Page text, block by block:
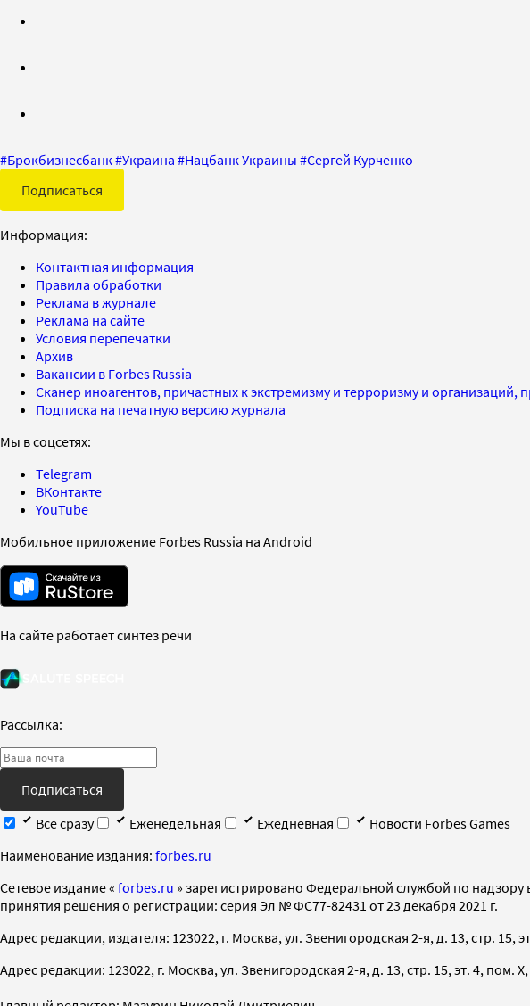
#Брокбизнесбанк#Украина #Нацбанк Украины #Сергей Курченко
Подписаться
Информация:
Контактная информация
Правила обработки
Реклама в журнале
Реклама на сайте
Условия перепечатки
Архив
Вакансии в Forbes Russia
Сканер иноагентов, причастных к экстремизму и терроризму и
Подписка на печатную версию журнала
Мы в соцсетях:
Telegram
ВКонтакте
YouTube
Мобильное приложение Forbes Russia на Android
На сайте работает синтез речи
Рассылка:
Подписаться
Все сразу
Еженедельная Ежедневная
Новости Forbes Games
Наименование издания: forbes.ru
Cетевое издание « forbes.ru » зарегистрировано Федеральной службой по
принятия решения о регистрации: серия Эл № ФС77-82431 от 23 декабря 2021 г.
Адрес редакции, издателя: 123022, г. Москва, ул. Звенигородская 2-я, д. 13, стр. 15,
Адрес редакции: 123022, г. Москва, ул. Звенигородская 2-я, д. 13, стр. 15, эт. 4, пом.